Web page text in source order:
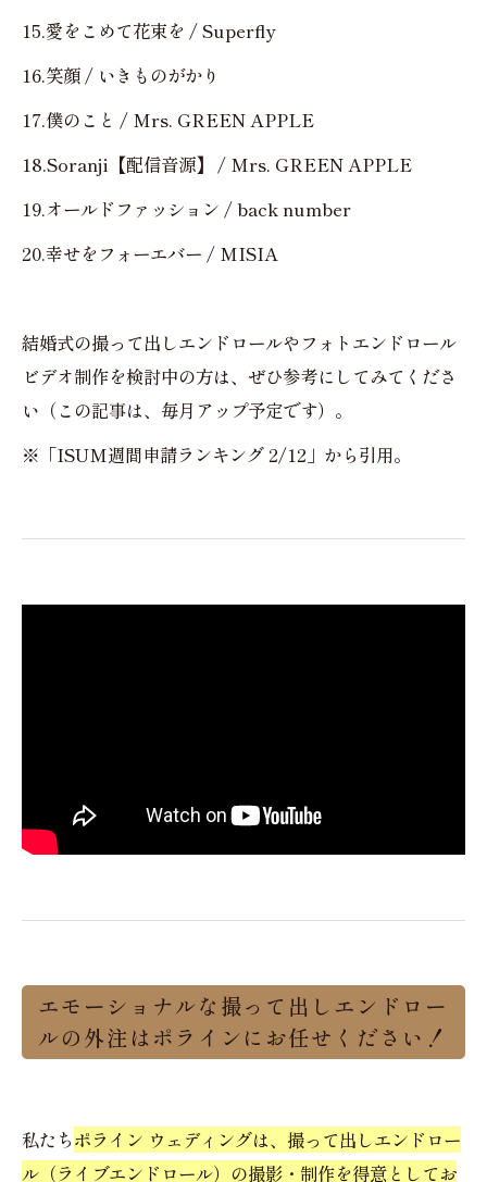
15.愛をこめて花束を / Superfly
16.笑顔 / いきものがかり
17.僕のこと / Mrs. GREEN APPLE
18.Soranji【配信音源】 / Mrs. GREEN APPLE
19.オールドファッション / back number
20.幸せをフォーエバー / MISIA
結婚式の撮って出しエンドロールやフォトエンドロール
ビデオ制作を検討中の方は、ぜひ参考にしてみてくださ
い（この記事は、毎月アップ予定です）。
※「ISUM週間申請ランキング 2/12」から引用。
エモーショナルな撮って出しエンドロー
ルの外注はポラインにお任せください！
私たちポライン ウェディングは、撮って出しエンドロー
ル（ライブエンドロール）の撮影・制作を得意としてお